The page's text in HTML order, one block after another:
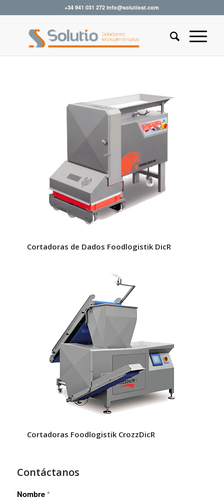
+34 941 031 272 info@solutiost.com
Cortadoras de Dados Foodlogistik DicR
Cortadoras Foodlogistik CrozzDicR
Contáctanos
Nombre*